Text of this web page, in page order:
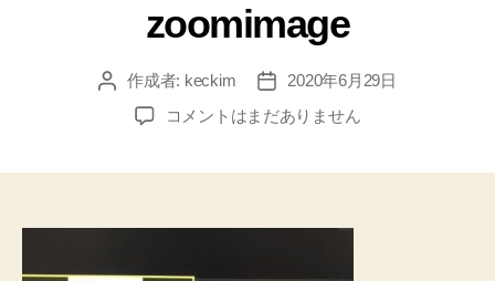
zoomimage
投 作成者: keckim
投
稿
日
2020年6月29日
zoomimage
コメントはまだありません